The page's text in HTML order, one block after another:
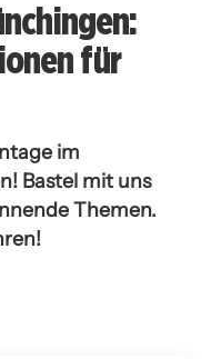
für
im
Bastel mit uns
Themen.